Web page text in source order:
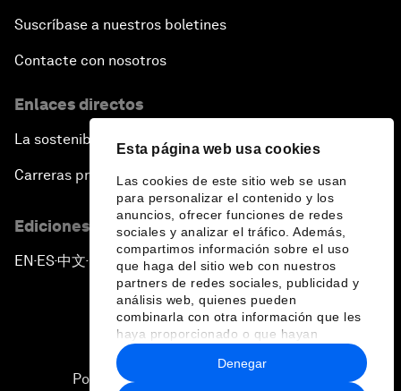
Esta página web usa cookies
Las cookies de este sitio web se usan
para personalizar el contenido y los
anuncios, ofrecer funciones de redes
sociales y analizar el tráfico. Además,
compartimos información sobre el uso
que haga del sitio web con nuestros
partners de redes sociales, publicidad y
análisis web, quienes pueden
combinarla con otra información que les
haya proporcionado o que hayan
recopilado a partir del uso que haya
hecho de sus servicios.
Denegar
Suscríbase a nuestros boletines
Contacte con nosotros
Enlaces directos
La sostenibilidad en el Foro
Carreras profesionales
Ediciones en otros idiomas
EN ▪ ES▪中文▪ 日本語
Política de privacidad y normas de uso